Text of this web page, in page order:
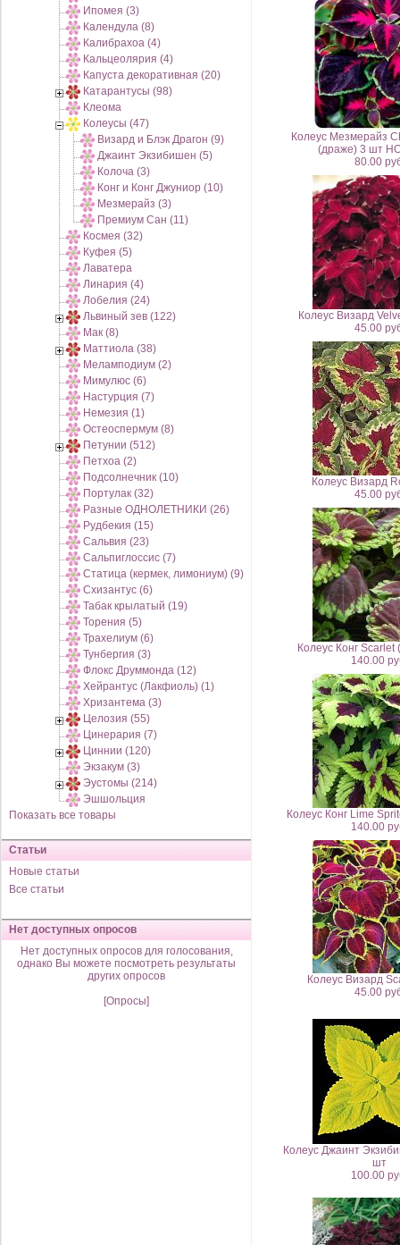
Ипомея (3)
Календула (8)
Калибрахоа (4)
Кальцеолярия (4)
Капуста декоративная (20)
Катарантусы (98)
Клеома
Колеусы (47)
Визард и Блэк Драгон (9)
Джаинт Экзибишен (5)
Колоча (3)
Конг и Конг Джуниор (10)
Мезмерайз (3)
Премиум Сан (11)
Космея (32)
Куфея (5)
Лаватера
Линария (4)
Лобелия (24)
Львиный зев (122)
Мак (8)
Маттиола (38)
Меламподиум (2)
Мимулюс (6)
Настурция (7)
Немезия (1)
Остеоспермум (8)
Петунии (512)
Петхоа (2)
Подсолнечник (10)
Портулак (32)
Разные ОДНОЛЕТНИКИ (26)
Рудбекия (15)
Сальвия (23)
Сальпиглоссис (7)
Статица (кермек, лимониум) (9)
Схизантус (6)
Табак крылатый (19)
Торения (5)
Трахелиум (6)
Тунбергия (3)
Флокс Друммонда (12)
Хейрантус (Лакфиоль) (1)
Хризантема (3)
Целозия (55)
Цинерария (7)
Циннии (120)
Экзакум (3)
Эустомы (214)
Эшшольция
Показать все товары
Статьи
Новые статьи
Все статьи
Нет доступных опросов
Нет доступных опросов для голосования,
однако Вы можете посмотреть результаты
других опросов
[Опросы]
Колеус Мезмерайз
(драже) 3 шт
80.00
Колеус Визард
45.00
Колеус Визард
45.00
Колеус Конг
140.00
Колеус Конг Lime
140.00
Колеус Визард
45.00
Колеус Джаинт
шт
100.00